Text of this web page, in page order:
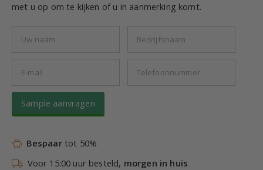
met u op om te kijken of u in aanmerking komt.
Sample aanvragen
Bespaartot 50%
Voor 15:00 uur besteld, morgen in huis